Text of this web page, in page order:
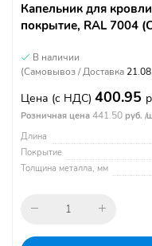
Капельник для
покрытие, RAL 7004
В наличии
(Самовывоз / Доставка
Цена (с НДС) 400.95
Розничная цена 441.50 руб. /
Длина
Покрытие
Толщина металла, мм